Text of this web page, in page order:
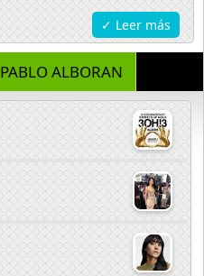
✓ Leer más
PABLO ALBORAN